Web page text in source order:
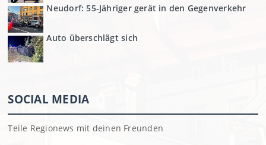
Neudorf: 55-Jähriger gerät in den Gegenverkehr
Auto überschlägt sich
SOCIAL MEDIA
Teile Regionews mit deinen Freunden